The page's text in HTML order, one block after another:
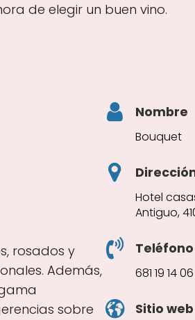
de elegir un buen vino.
rosados y
Además,
sobre
Nombre
Bouquet
Hotel
Antiguo,
Teléfono
681 19 14 06
Sitio web